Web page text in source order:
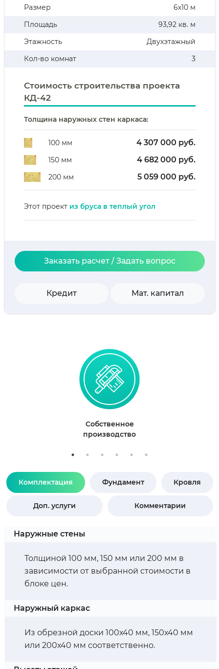
Размер
6х10 м
Площадь
93,92 кв. м
Этажность
Двухэтажный
Кол-во комнат
3
Стоимость строительства проекта
КД-42
Толщина наружных стен каркаса:
100 мм 4 307 000 руб.
150 мм 4 682 000 руб.
200 мм 5 059 000 руб.
Этот проект из бруса в теплый угол
Заказать расчет / Задать вопрос
Кредит Мат. капитал
Собственное
производство
Комплектация Фундамент Кровля
Доп. услуги Комментарии
Наружные стены
Толщиной 100 мм, 150 мм или 200 мм в
зависимости от выбранной стоимости в
блоке цен.
Наружный каркас
Из обрезной доски 100х40 мм, 150х40 мм
или 200х40 мм соответственно.